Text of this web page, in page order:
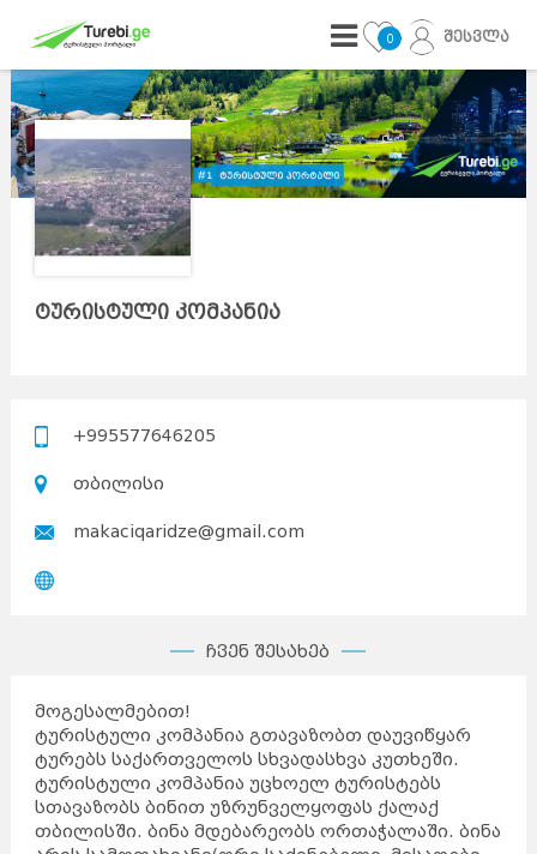
0 შესვლა
ტურისტული კომპანია
+995577646205
თბილისი
makaciqaridze@gmail.com
ჩვენ შესახებ
მოგესალმებით!
ტურისტული კომპანია გთავაზობთ დაუვიწყარ
ტურებს საქართველოს სხვადასხვა კუთხეში.
ტურისტული კომპანია უცხოელ ტურისტებს
სთავაზობს ბინით უზრუნველყოფას ქალაქ
თბილისში. ბინა მდებარეობს ორთაჭალაში. ბინა